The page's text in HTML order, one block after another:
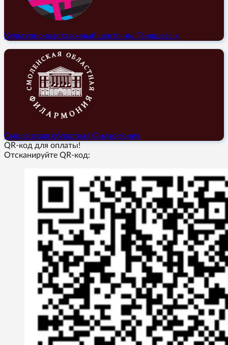
Культурно-выставочный центр им. Тенишевых
Смоленская областная Филармония
QR-код для оплаты!
Отсканируйте QR-код: